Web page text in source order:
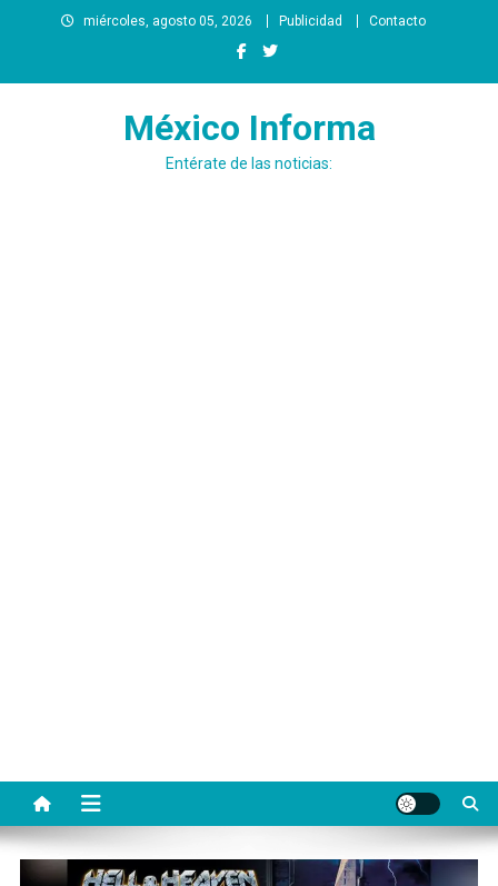
miércoles, agosto 05, 2026 Publicidad Contacto
México Informa
Entérate de las noticias: